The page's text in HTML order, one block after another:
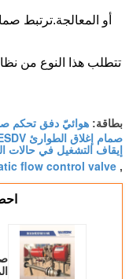
أو المعالجة.ترتبط
تتطلب هذا النوع من
بطاقة: هوائيّ دفق تحكم
إيقاف التشغيل في حالات
,
flow control valve